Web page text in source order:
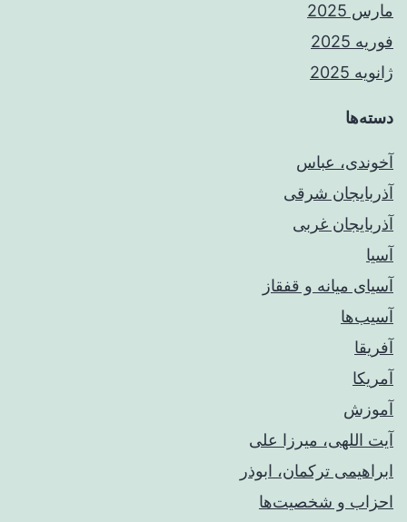
مارس 2025
فوریه 2025
ژانویه 2025
دسته‌ها
آخوندی، عباس
آذربایجان شرقی
آذربایجان غربی
آسیا
آسیای میانه و قفقاز
آسیب‌ها
آفریقا
آمریکا
آموزش
آیت اللهی، میرزا علی
ابراهیمی ترکمان، ابوذر
احزاب و شخصیت‌ها